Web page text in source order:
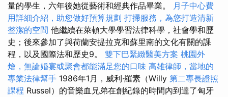
量的學生，六年後她從藝術和經典作品畢業。 月子中心費
用詳細介紹，助您做好預算規劃 打掃服務，為您打造清新
整潔的空間 他繼續在萊頓大學學習法律科學，社會學和歷
史；後來參加了與荷蘭安提拉克和蘇里南的文化有關的課
程，以及國際法和歷史9。 雙下巴緊緻醫美方案 桃園外
燴，無論婚宴或聚會都能滿足您的口味 高雄律師，當地的
專業法律幫手 1986年1月，威利·羅素（Willy 第二專長證照
課程 Russel）的音樂血兄弟在創紀錄的時間內到達了匈牙